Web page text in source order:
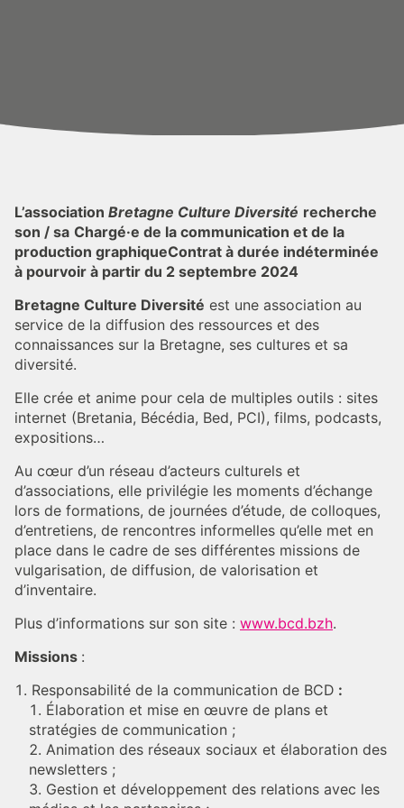
L’association Bretagne Culture Diversité recherche
son / sa Chargé·e de la communication et de la
production graphiqueContrat à durée indéterminée
à pourvoir à partir du 2 septembre 2024
Bretagne Culture Diversité est une association au
service de la diffusion des ressources et des
connaissances sur la Bretagne, ses cultures et sa
diversité.
Elle crée et anime pour cela de multiples outils : sites
internet (Bretania, Bécédia, Bed, PCI), films, podcasts,
expositions…
Au cœur d’un réseau d’acteurs culturels et
d’associations, elle privilégie les moments d’échange
lors de formations, de journées d’étude, de colloques,
d’entretiens, de rencontres informelles qu’elle met en
place dans le cadre de ses différentes missions de
vulgarisation, de diffusion, de valorisation et
d’inventaire.
Plus d’informations sur son site : www.bcd.bzh.
Missions :
Responsabilité de la communication de BCD :
Élaboration et mise en œuvre de plans et
stratégies de communication ;
Animation des réseaux sociaux et élaboration des
newsletters ;
Gestion et développement des relations avec les